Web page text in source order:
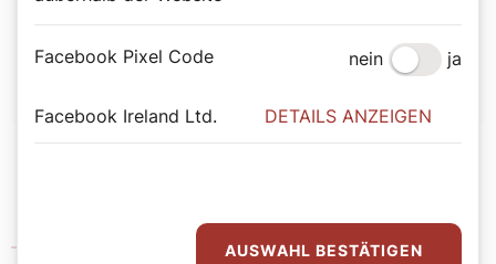
Facebook Pixel Code nein ja
Facebook Ireland Ltd. DETAILS ANZEIGEN
AUSWAHL BESTÄTIGEN